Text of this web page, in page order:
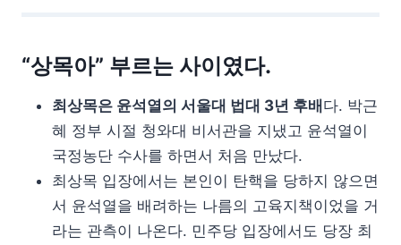
“상목아” 부르는 사이였다.
최상목은 윤석열의 서울대 법대 3년 후배 다. 박근
혜 정부 시절 청와대 비서관을 지냈고 윤석열이
국정농단 수사를 하면서 처음 만났다.
최상목 입장에서는 본인이 탄핵을 당하지 않으면
서 윤석열을 배려하는 나름의 고육지책이었을 거
라는 관측이 나온다. 민주당 입장에서도 당장 최